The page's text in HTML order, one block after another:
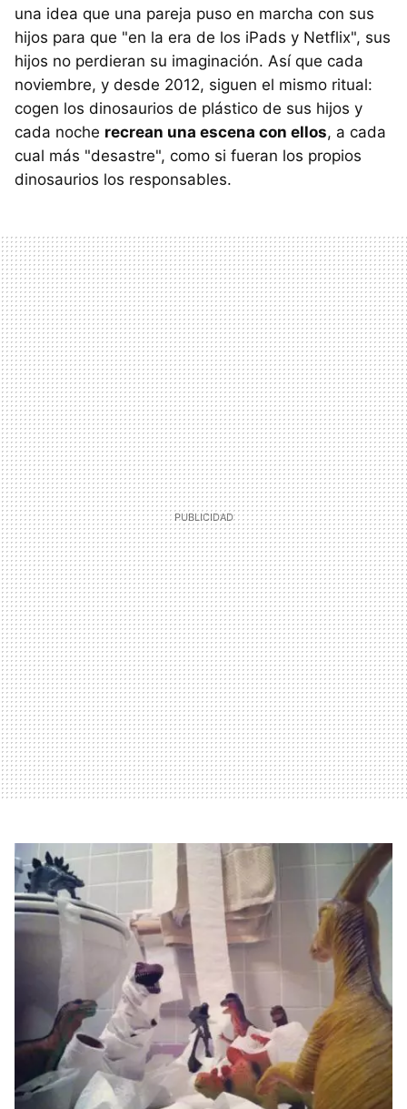
una idea que una pareja puso en marcha con sus
hijos para que "en la era de los iPads y Netflix", sus
hijos no perdieran su imaginación. Así que cada
noviembre, y desde 2012, siguen el mismo ritual:
cogen los dinosaurios de plástico de sus hijos y
cada noche recrean una escena con ellos, a cada
cual más "desastre", como si fueran los propios
dinosaurios los responsables.